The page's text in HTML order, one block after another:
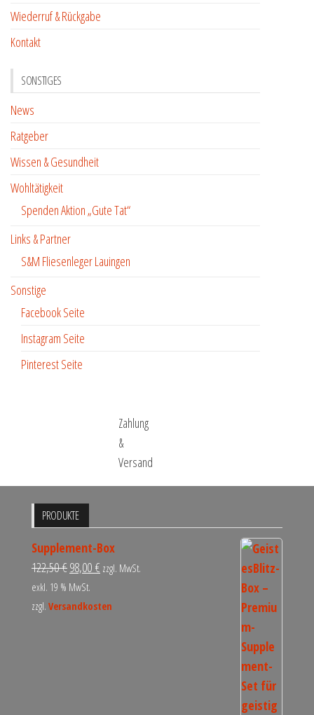
Wiederruf & Rückgabe
Kontakt
SONSTIGES
News
Ratgeber
Wissen & Gesundheit
Wohltätigkeit
Spenden Aktion „Gute Tat“
Links & Partner
S&M Fliesenleger Lauingen
Sonstige
Facebook Seite
Instagram Seite
Pinterest Seite
Zahlung
&
Versand
PRODUKTE
Supplement-Box
122,50€98,00 € zzgl. MwSt.
exkl. 19 % MwSt.
zzgl. Versandkosten